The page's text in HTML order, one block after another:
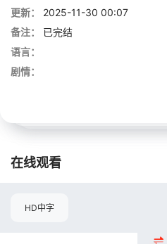
更新：
2025-11-30 00:07
备注：
已完结
语言：
剧情：
在线观看
HD中字